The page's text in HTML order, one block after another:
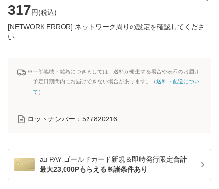
317円(税込)
[NETWORK ERROR] ネットワーク周りの設定を確認してくださ
い
※一部地域・離島につきましては、送料が発生する場合や表示のお届け
予定日期間内にお届けできない場合があります。（送料・配送につい
て ）
ロットナンバー： 527820216
au PAY ゴールドカード新規＆即時発行限定合計
最大23,000Pもらえる※諸条件あり